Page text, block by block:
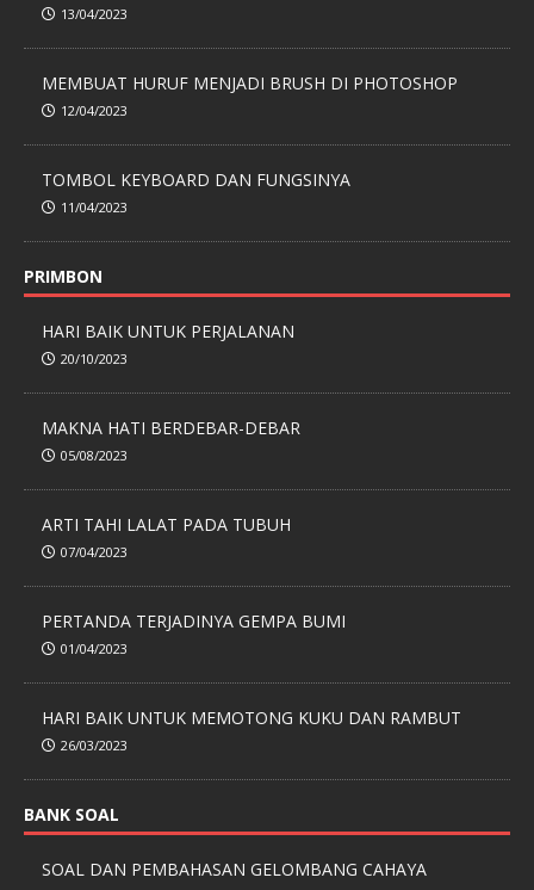
13/04/2023
MEMBUAT HURUF MENJADI BRUSH DI PHOTOSHOP
12/04/2023
TOMBOL KEYBOARD DAN FUNGSINYA
11/04/2023
PRIMBON
HARI BAIK UNTUK PERJALANAN
20/10/2023
MAKNA HATI BERDEBAR-DEBAR
05/08/2023
ARTI TAHI LALAT PADA TUBUH
07/04/2023
PERTANDA TERJADINYA GEMPA BUMI
01/04/2023
HARI BAIK UNTUK MEMOTONG KUKU DAN RAMBUT
26/03/2023
BANK SOAL
SOAL DAN PEMBAHASAN GELOMBANG CAHAYA